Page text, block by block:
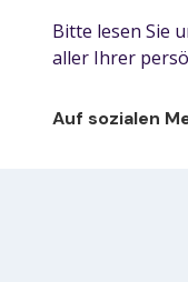
Bitte lesen Sie
aller Ihrer
Auf sozialen